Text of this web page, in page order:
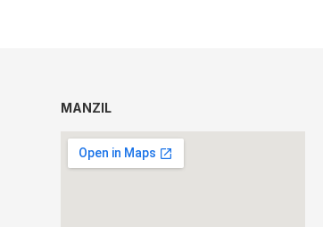
MANZIL